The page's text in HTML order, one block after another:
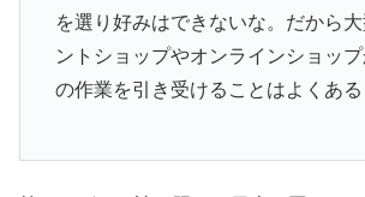
を選り好みはできないな。だから
ントショップやオンラインショッ
の作業を引き受けることはよくある